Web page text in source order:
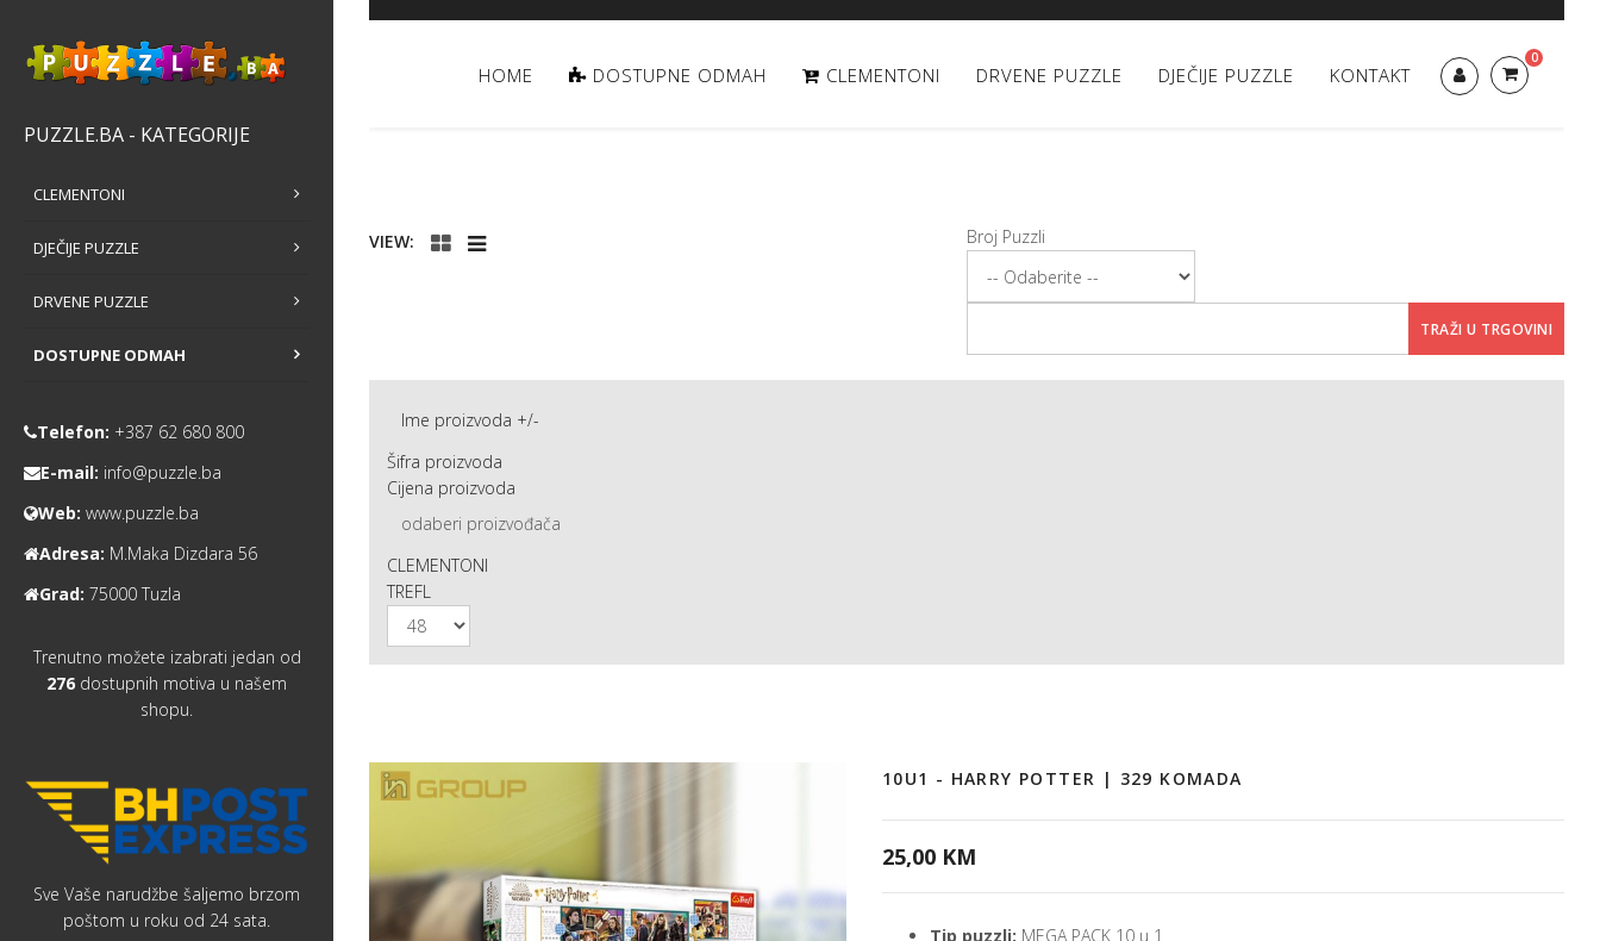
0
HOME DOSTUPNE ODMAH CLEMENTONI DRVENE PUZZLE DJEČIJE PUZZLE KONTAKT
VIEW: Broj Puzzli
Ime proizvoda +/-
Šifra proizvoda
Cijena proizvoda
odaberi proizvođača
CLEMENTONI
TREFL
10U1 - HARRY POTTER | 329 KOMADA
25,00 KM
Tip puzzli: MEGA PACK 10 u 1
PUZZLE.BA - KATEGORIJE
CLEMENTONI
DJEČIJE PUZZLE
DRVENE PUZZLE
DOSTUPNE ODMAH
Telefon: +387 62 680 800
E-mail: info@puzzle.ba
Web: www.puzzle.ba
Adresa: M.Maka Dizdara 56
Grad: 75000 Tuzla
Trenutno možete izabrati jedan od
276 dostupnih motiva u našem
shopu.
Sve Vaše narudžbe šaljemo brzom
poštom u roku od 24 sata.